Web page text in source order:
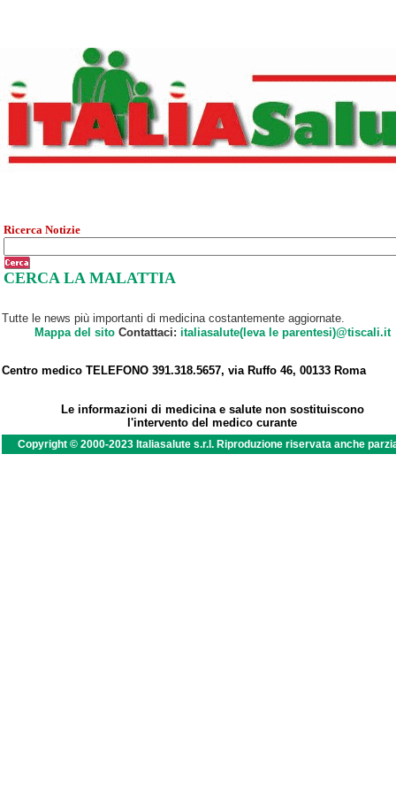
Ricerca Notizie
CERCA LA MALATTIA
Tutte le news più importanti di medicina costantemente aggiornate.
Mappa del sitoContattaci: italiasalute(leva le parentesi)@tiscali.it
Centro medico TELEFONO 391.318.5657, via Ruffo 46, 00133 Roma
Le informazioni di medicina e salute non sostituiscono
l'intervento del medico curante
Copyright © 2000-2023 Italiasalute s.r.l. Riproduzione riservata anche